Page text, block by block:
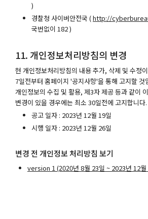
)
경찰청 사이버안전국 (http://
국번없이 182 )
11. 개인정보처리방침의 변경
현 개인정보처리방침의 내용 추가, 삭제 및 수정
7일전부터 홈페이지 '공지사항'을 통해 고지할 것
개인정보의 수집 및 활용, 제3자 제공 등과 같이
변경이 있을 경우에는 최소 30일전에 고지합니다.
공고 일자 : 2023년 12월 19일
시행 일자 : 2023년 12월 26일
변경 전 개인정보 처리방침 보기
version 1 (2020년 8월 23일 ~ 2023년 12월